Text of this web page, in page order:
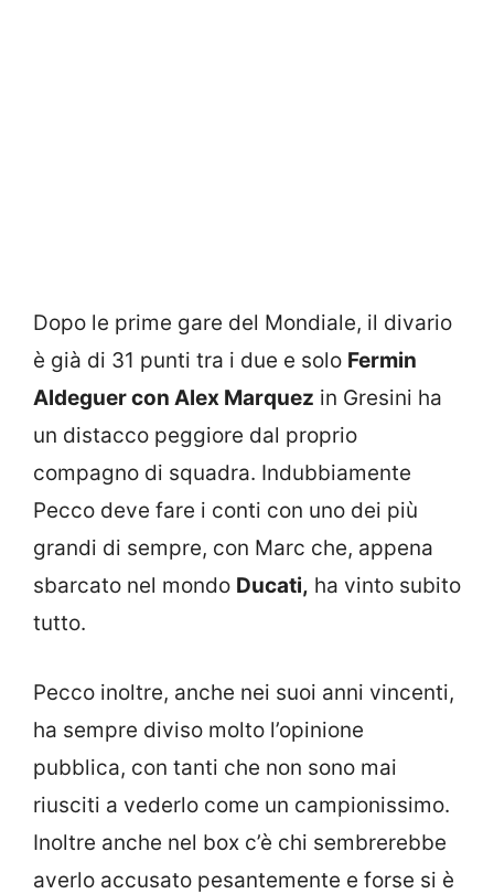
Dopo le prime gare del Mondiale, il divario
è già di 31 punti tra i due e solo Fermin
Aldeguer con Alex Marquez in Gresini ha
un distacco peggiore dal proprio
compagno di squadra. Indubbiamente
Pecco deve fare i conti con uno dei più
grandi di sempre, con Marc che, appena
sbarcato nel mondo Ducati, ha vinto subito
tutto.
Pecco inoltre, anche nei suoi anni vincenti,
ha sempre diviso molto l’opinione
pubblica, con tanti che non sono mai
riusciti a vederlo come un campionissimo.
Inoltre anche nel box c’è chi sembrerebbe
averlo accusato pesantemente e forse si è